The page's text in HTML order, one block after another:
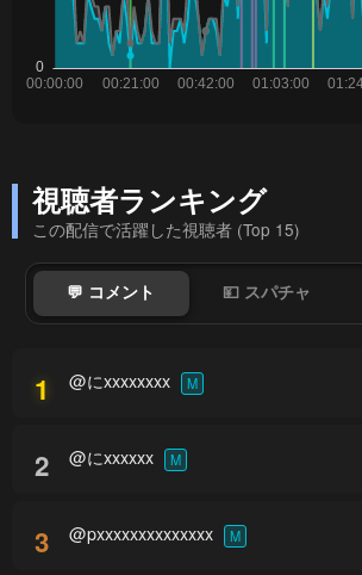
視聴者ランキング
この配信で活躍した視聴者 (Top 15)
💬 コメント 💴 スパチャ
1 @にxxxxxxxx M
2 @にxxxxxx M
3 @pxxxxxxxxxxxxxx M